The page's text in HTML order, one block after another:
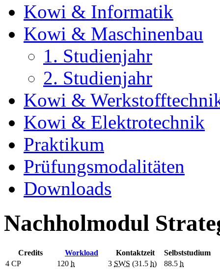
Kowi & Informatik
Kowi & Maschinenbau
1. Studienjahr
2. Studienjahr
Kowi &
Kowi & Elektrotechnik
Praktikum
Prüfungsmodalitäten
Downloads
Nachholmodul
Credits Workload Kontaktzeit
Selbststudium
4 CP 120 h 3 SWS (31.5 h) 88.5 h